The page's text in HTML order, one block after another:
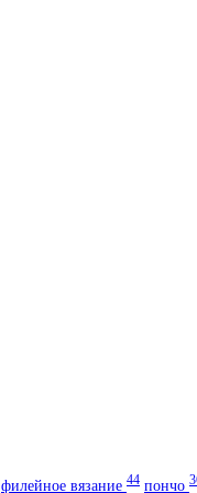
филейное вязание 44 пончо